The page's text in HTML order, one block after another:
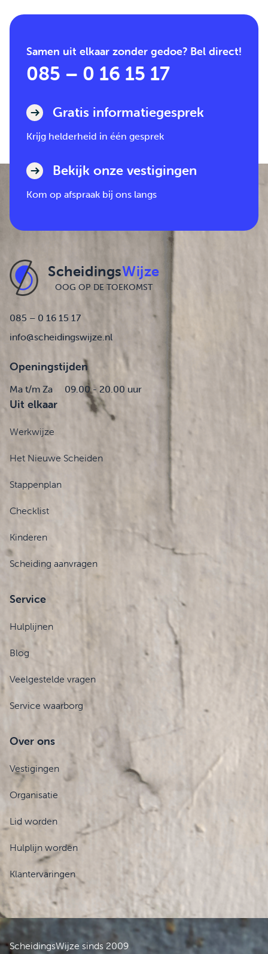
Samen uit elkaar zonder gedoe? Bel direct!
085 – 0 16 15 17
Gratis informatiegesprek
Krijg helderheid in één gesprek
Bekijk onze vestigingen
Kom op afspraak bij ons langs
ScheidingsWijze
OOG OP DE TOEKOMST
085 – 0 16 15 17
info@scheidingswijze.nl
Openingstijden
Ma t/m Za 09.00 - 20.00 uur
Uit elkaar
Werkwijze
Het Nieuwe Scheiden
Stappenplan
Checklist
Kinderen
Scheiding aanvragen
Service
Hulplijnen
Blog
Veelgestelde vragen
Service waarborg
Over ons
Vestigingen
Organisatie
Lid worden
Hulplijn worden
Klantervaringen
ScheidingsWijze sinds 2009